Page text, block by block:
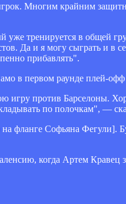
Многим крайним
тренируется в общей
Да и я могу сыграть и в
прибавлять".
в первом раунде плей-
игру против Барселоны.
по полочкам", —
фланге Софьяна Фегули].
когда Артем Кравец